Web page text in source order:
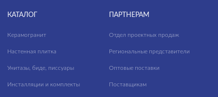
КАТАЛОГ
Керамогранит
Настенная плитка
Унитазы, биде, писсуары
Инсталляции и комплекты
ПАРТНЕРАМ
Отдел проектных продаж
Региональные представители
Оптовые поставки
Поставщикам